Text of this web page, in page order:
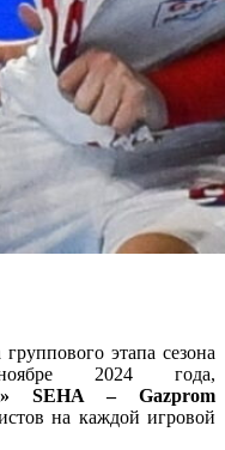
этапа сезона
2024 года,
SEHA – Gazprom
на каждой игровой